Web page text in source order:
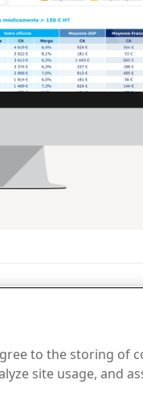
Rejoindre le
to the storing of
site usage, and